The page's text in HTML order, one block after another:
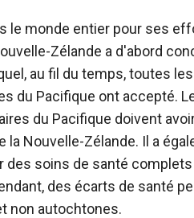
le monde entier pour ses
Zélande a d'abord
au fil du temps, toutes les
du Pacifique ont accepté.
du Pacifique doivent
Nouvelle-Zélande. Il a
des soins de santé
des écarts de santé
non autochtones.